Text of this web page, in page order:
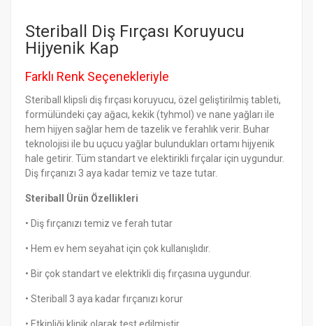
Steriball Diş Fırçası Koruyucu
Hijyenik Kap
Farklı Renk Seçenekleriyle
Steriball klipsli diş fırçası koruyucu, özel geliştirilmiş tableti,
formülündeki çay ağacı, kekik (tyhmol) ve nane yağları ile
hem hijyen sağlar hem de tazelik ve ferahlık verir. Buhar
teknolojisi ile bu uçucu yağlar bulundukları ortamı hijyenik
hale getirir. Tüm standart ve elektirikli fırçalar için uygundur.
Diş fırçanızı 3 aya kadar temiz ve taze tutar.
Steriball Ürün Özellikleri
• Diş fırçanızı temiz ve ferah tutar
• Hem ev hem seyahat için çok kullanışlıdır.
• Bir çok standart ve elektrikli diş fırçasına uygundur.
• Steriball 3 aya kadar fırçanızı korur